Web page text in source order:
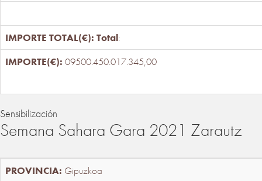
Total:
09500.450.017.345,00
Sensibilización
Semana Sahara Gara 2021 Zarautz
Gipuzkoa